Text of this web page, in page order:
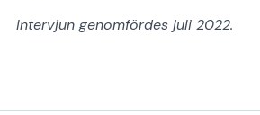
Intervjun genomfördes juli 2022.